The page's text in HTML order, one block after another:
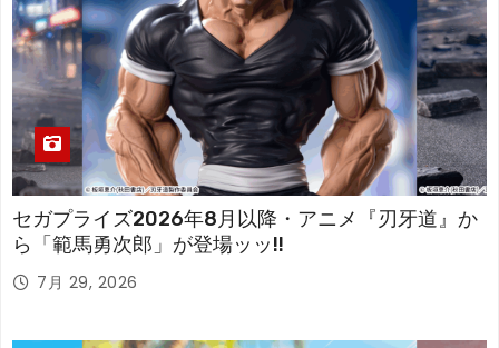
セガプライズ2026年8月以降・アニメ『刃牙道』か
ら「範馬勇次郎」が登場ッッ!!
7月 29, 2026